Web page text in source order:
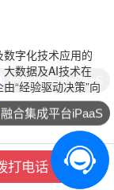
字化技术应用的
数据及AI技术在
“经验驱动决策”向
战略。房企正面
局面、发展第二增
方案咨询
融合集成平台iPaaS
打电话